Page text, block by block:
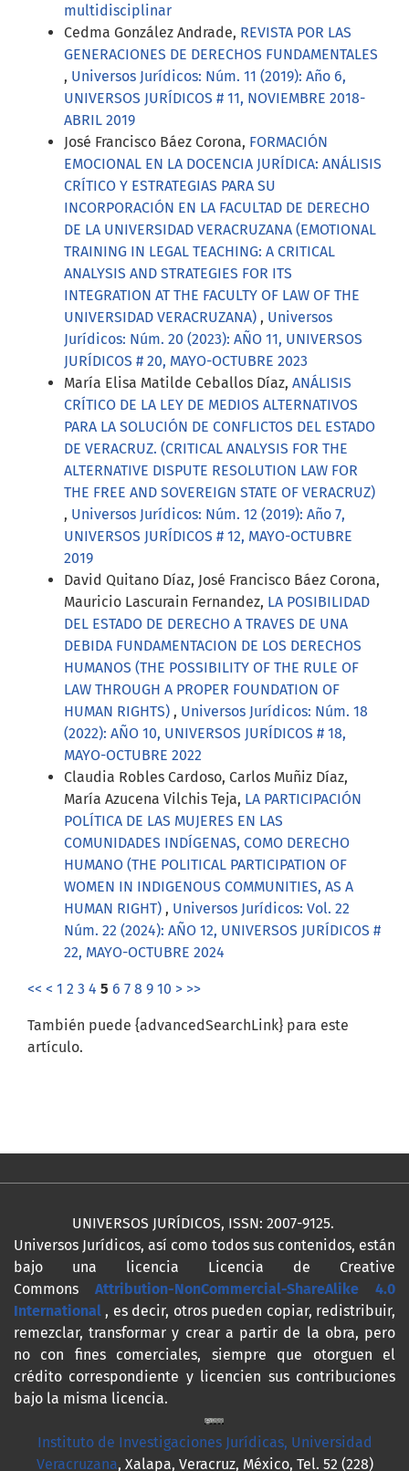
multidisciplinar
Cedma González Andrade, REVISTA POR LAS
GENERACIONES DE DERECHOS FUNDAMENTALES
, Universos Jurídicos: Núm. 11 (2019): Año 6,
UNIVERSOS JURÍDICOS # 11, NOVIEMBRE 2018-
ABRIL 2019
José Francisco Báez Corona, FORMACIÓN
EMOCIONAL EN LA DOCENCIA JURÍDICA: ANÁLISIS
CRÍTICO Y ESTRATEGIAS PARA SU
INCORPORACIÓN EN LA FACULTAD DE DERECHO
DE LA UNIVERSIDAD VERACRUZANA (EMOTIONAL
TRAINING IN LEGAL TEACHING: A CRITICAL
ANALYSIS AND STRATEGIES FOR ITS
INTEGRATION AT THE FACULTY OF LAW OF THE
UNIVERSIDAD VERACRUZANA) , Universos
Jurídicos: Núm. 20 (2023): AÑO 11, UNIVERSOS
JURÍDICOS # 20, MAYO-OCTUBRE 2023
María Elisa Matilde Ceballos Díaz, ANÁLISIS
CRÍTICO DE LA LEY DE MEDIOS ALTERNATIVOS
PARA LA SOLUCIÓN DE CONFLICTOS DEL ESTADO
DE VERACRUZ. (CRITICAL ANALYSIS FOR THE
ALTERNATIVE DISPUTE RESOLUTION LAW FOR
THE FREE AND SOVEREIGN STATE OF VERACRUZ)
, Universos Jurídicos: Núm. 12 (2019): Año 7,
UNIVERSOS JURÍDICOS # 12, MAYO-OCTUBRE
2019
David Quitano Díaz, José Francisco Báez Corona,
Mauricio Lascurain Fernandez, LA POSIBILIDAD
DEL ESTADO DE DERECHO A TRAVES DE UNA
DEBIDA FUNDAMENTACION DE LOS DERECHOS
HUMANOS (THE POSSIBILITY OF THE RULE OF
LAW THROUGH A PROPER FOUNDATION OF
HUMAN RIGHTS) , Universos Jurídicos: Núm. 18
(2022): AÑO 10, UNIVERSOS JURÍDICOS # 18,
MAYO-OCTUBRE 2022
Claudia Robles Cardoso, Carlos Muñiz Díaz,
María Azucena Vilchis Teja, LA PARTICIPACIÓN
POLÍTICA DE LAS MUJERES EN LAS
COMUNIDADES INDÍGENAS, COMO DERECHO
HUMANO (THE POLITICAL PARTICIPATION OF
WOMEN IN INDIGENOUS COMMUNITIES, AS A
HUMAN RIGHT) , Universos Jurídicos: Vol. 22
Núm. 22 (2024): AÑO 12, UNIVERSOS JURÍDICOS #
22, MAYO-OCTUBRE 2024
<< < 1 2 3 4 5 6 7 8 9 10 > >>
También puede {advancedSearchLink} para este
artículo.
UNIVERSOS JURÍDICOS, ISSN: 2007-9125.
Universos Jurídicos, así como todos sus contenidos, están
bajo una licencia Licencia de Creative
Commons Attribution-NonCommercial-ShareAlike 4.0
International , es decir, otros pueden copiar, redistribuir,
remezclar, transformar y crear a partir de la obra, pero
no con fines comerciales, siempre que otorguen el
crédito correspondiente y licencien sus contribuciones
bajo la misma licencia.
Instituto de Investigaciones Jurídicas, Universidad
Veracruzana, Xalapa, Veracruz, México, Tel. 52 (228)